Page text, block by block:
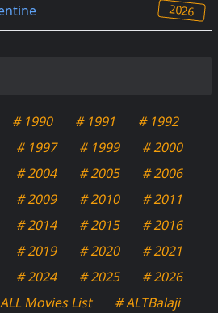
2026
# 1990 # 1991
# 1992
# 1997 # 1999
# 2000
# 2004 # 2005
# 2006
# 2009 # 2010
# 2011
# 2014 # 2015
# 2016
# 2019 # 2020
# 2021
# 2024 # 2025
# 2026
Movies List
# ALTBalaji